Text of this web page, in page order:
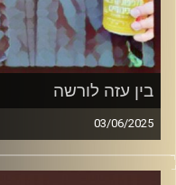
בין עזה לורשה
03/06/2025
המערכת הפוליטית על
דוד ופרופסור גלעד